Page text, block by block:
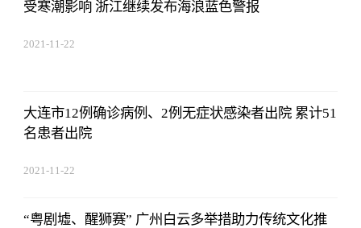
受寒潮影响 浙江继续发布海浪蓝色警报
2021-11-22
大连市12例确诊病例、2例无症状感染者出院 累计51
名患者出院
2021-11-22
“粤剧墟、醒狮赛” 广州白云多举措助力传统文化推